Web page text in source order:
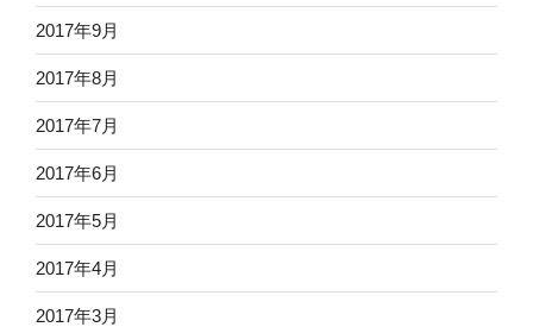
2017年9月
2017年8月
2017年7月
2017年6月
2017年5月
2017年4月
2017年3月